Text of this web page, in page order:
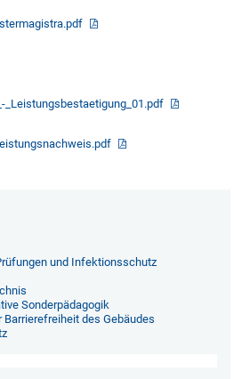
_Leistungsbestaetigung_01.pdf
und Infektionsschutz
Sonderpädagogik
Barrierefreiheit des Gebäudes